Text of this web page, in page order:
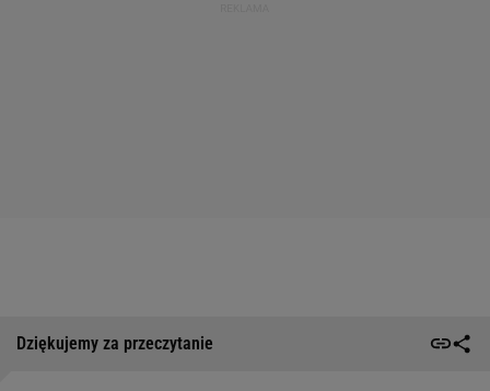
Dziękujemy za przeczytanie